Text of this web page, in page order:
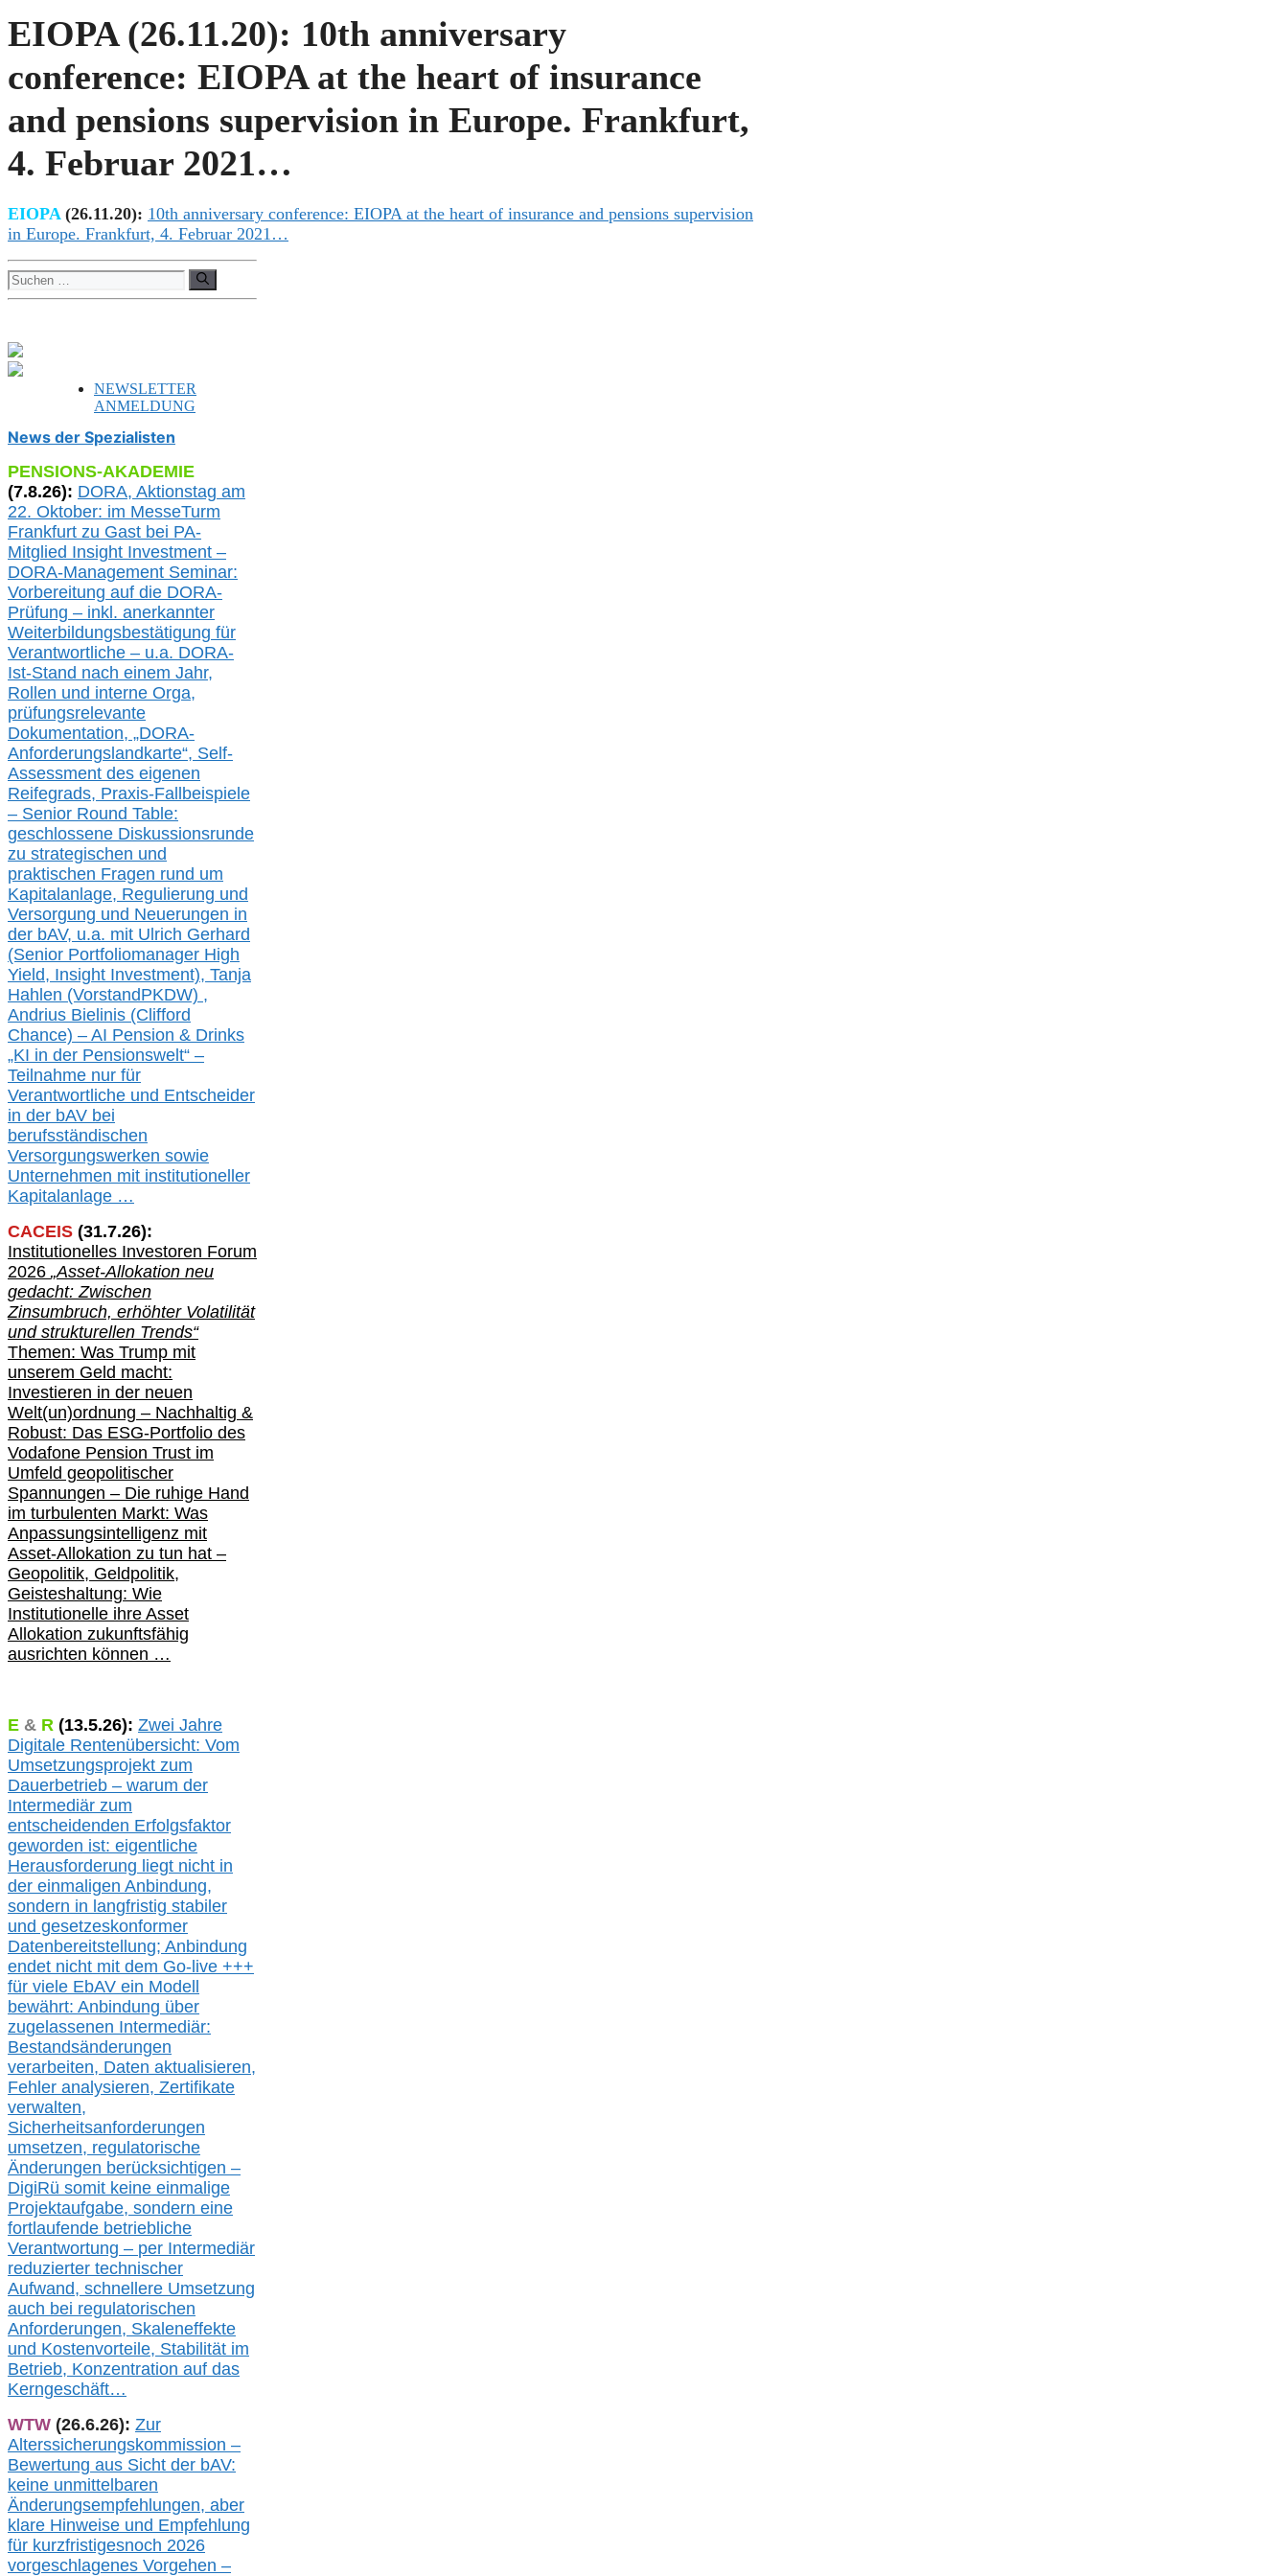
EIOPA (26.11.20): 10th anniversary
conference: EIOPA at the heart of insurance
and pensions supervision in Europe. Frankfurt,
4. Februar 2021…
EIOPA (26.11.20): 10th anniversary conference: EIOPA at the heart of insurance and pensions supervision
in Europe. Frankfurt, 4. Februar 2021…
Suchen
nach:
NEWSLETTER
ANMELDUNG
News der Spezialisten
PENSIONS-AKADEMIE
(7.8.26): DORA, Aktionstag am
22. Oktober: im MesseTurm
Frankfurt zu Gast bei PA-
Mitglied Insight Investment –
DORA-Management Seminar:
Vorbereitung auf die DORA-
Prüfung – inkl. anerkannter
Weiterbildungsbestätigung für
Verantwortliche – u.a. DORA-
Ist-Stand nach einem Jahr,
Rollen und interne Orga,
prüfungsrelevante
Dokumentation, „DORA-
Anforderungslandkarte“, Self-
Assessment des eigenen
Reifegrads, Praxis-Fallbeispiele
– Senior Round Table:
geschlossene Diskussionsrunde
zu strategischen und
praktischen Fragen rund um
Kapitalanlage, Regulierung und
Versorgung und Neuerungen in
der bAV, u.a. mit Ulrich Gerhard
(Senior Portfoliomanager High
Yield, Insight Investment), Tanja
Hahlen (VorstandPKDW) ,
Andrius Bielinis (Clifford
Chance) – AI Pension & Drinks
„KI in der Pensionswelt“ –
Teilnahme nur für
Verantwortliche und Entscheider
in der bAV bei
berufsständischen
Versorgungswerken sowie
Unternehmen mit institutioneller
Kapitalanlage …
CACEIS (31.7.26):
Institutionelles Investoren Forum
2026 „Asset-Allokation neu
gedacht: Zwischen
Zinsumbruch, erhöhter Volatilität
und strukturellen Trends“
Themen: Was Trump mit
unserem Geld macht:
Investieren in der neuen
Welt(un)ordnung – Nachhaltig &
Robust: Das ESG-Portfolio des
Vodafone Pension Trust im
Umfeld geopolitischer
Spannungen – Die ruhige Hand
im turbulenten Markt: Was
Anpassungsintelligenz mit
Asset-Allokation zu tun hat –
Geopolitik, Geldpolitik,
Geisteshaltung: Wie
Institutionelle ihre Asset
Allokation zukunftsfähig
ausrichten können …
E & R (13.5.26): Zwei Jahre
Digitale Rentenübersicht: Vom
Umsetzungsprojekt zum
Dauerbetrieb – warum der
Intermediär zum
entscheidenden Erfolgsfaktor
geworden ist: eigentliche
Herausforderung liegt nicht in
der einmaligen Anbindung,
sondern in langfristig stabiler
und gesetzeskonformer
Datenbereitstellung; Anbindung
endet nicht mit dem Go-live +++
für viele EbAV ein Modell
bewährt: Anbindung über
zugelassenen Intermediär:
Bestandsänderungen
verarbeiten, Daten aktualisieren,
Fehler analysieren, Zertifikate
verwalten,
Sicherheitsanforderungen
umsetzen, regulatorische
Änderungen berücksichtigen –
DigiRü somit keine einmalige
Projektaufgabe, sondern eine
fortlaufende betriebliche
Verantwortung – per Intermediär
reduzierter technischer
Aufwand, schnellere Umsetzung
auch bei regulatorischen
Anforderungen, Skaleneffekte
und Kostenvorteile, Stabilität im
Betrieb, Konzentration auf das
Kerngeschäft…
WTW (26.6.26): Zur
Alterssicherungskommission –
Bewertung aus Sicht der bAV:
keine unmittelbaren
Änderungsempfehlungen, aber
klare Hinweise und Empfehlung
für kurzfristigesnoch 2026
vorgeschlagenes Vorgehen –